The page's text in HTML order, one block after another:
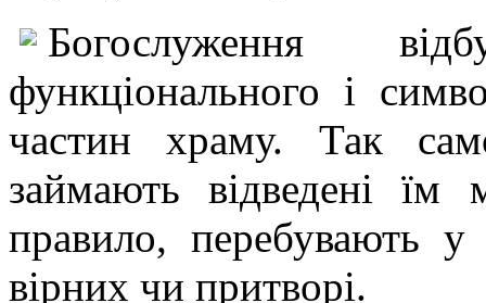
Богослуження
функціонального і
частин храму. Так
займають відведені їм
правило, перебувають
вірних чи притворі.